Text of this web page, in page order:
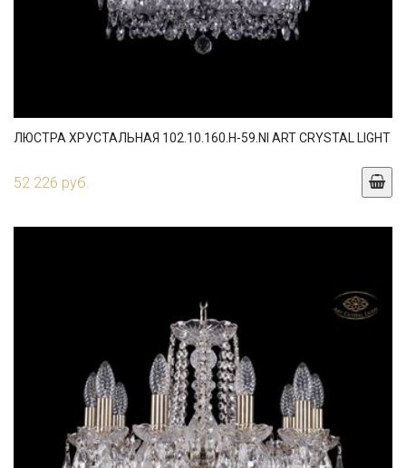
ЛЮСТРА ХРУСТАЛЬНАЯ 102.10.160.H-59.NI ART CRYSTAL LIGHT
52 226 руб.